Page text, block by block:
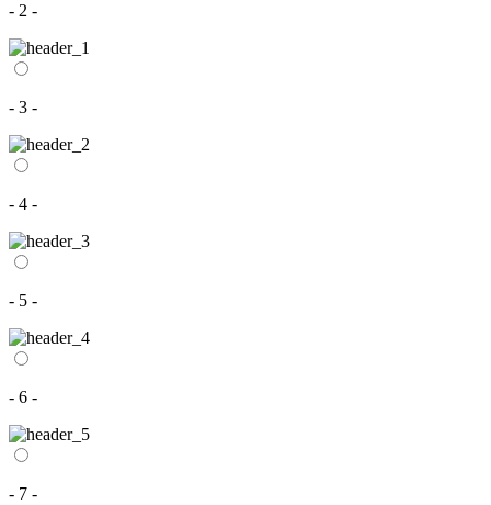
- 2 -
- 3 -
- 4 -
- 5 -
- 6 -
- 7 -